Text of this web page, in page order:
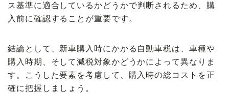
ス基準に適合しているかどうかで判断されるため、購
入前に確認することが重要です。
結論として、新車購入時にかかる自動車税は、車種や
購入時期、そして減税対象かどうかによって異なりま
す。こうした要素を考慮して、購入時の総コストを正
確に把握しましょう。